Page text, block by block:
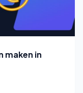
maken in